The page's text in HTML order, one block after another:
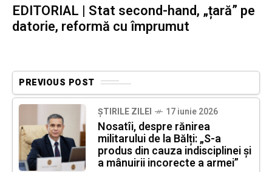
EDITORIAL | Stat second-hand, „țară” pe
datorie, reformă cu împrumut
PREVIOUS POST
ȘTIRILE ZILEI 17 iunie 2026
Nosatîi, despre rănirea
militarului de la Bălți: „S-a
produs din cauza indisciplinei și
a mânuirii incorecte a armei”